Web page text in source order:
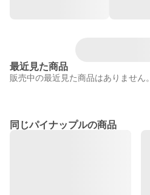
最近見た商品
販売中の最近見た商品はありません。
同じパイナップルの商品